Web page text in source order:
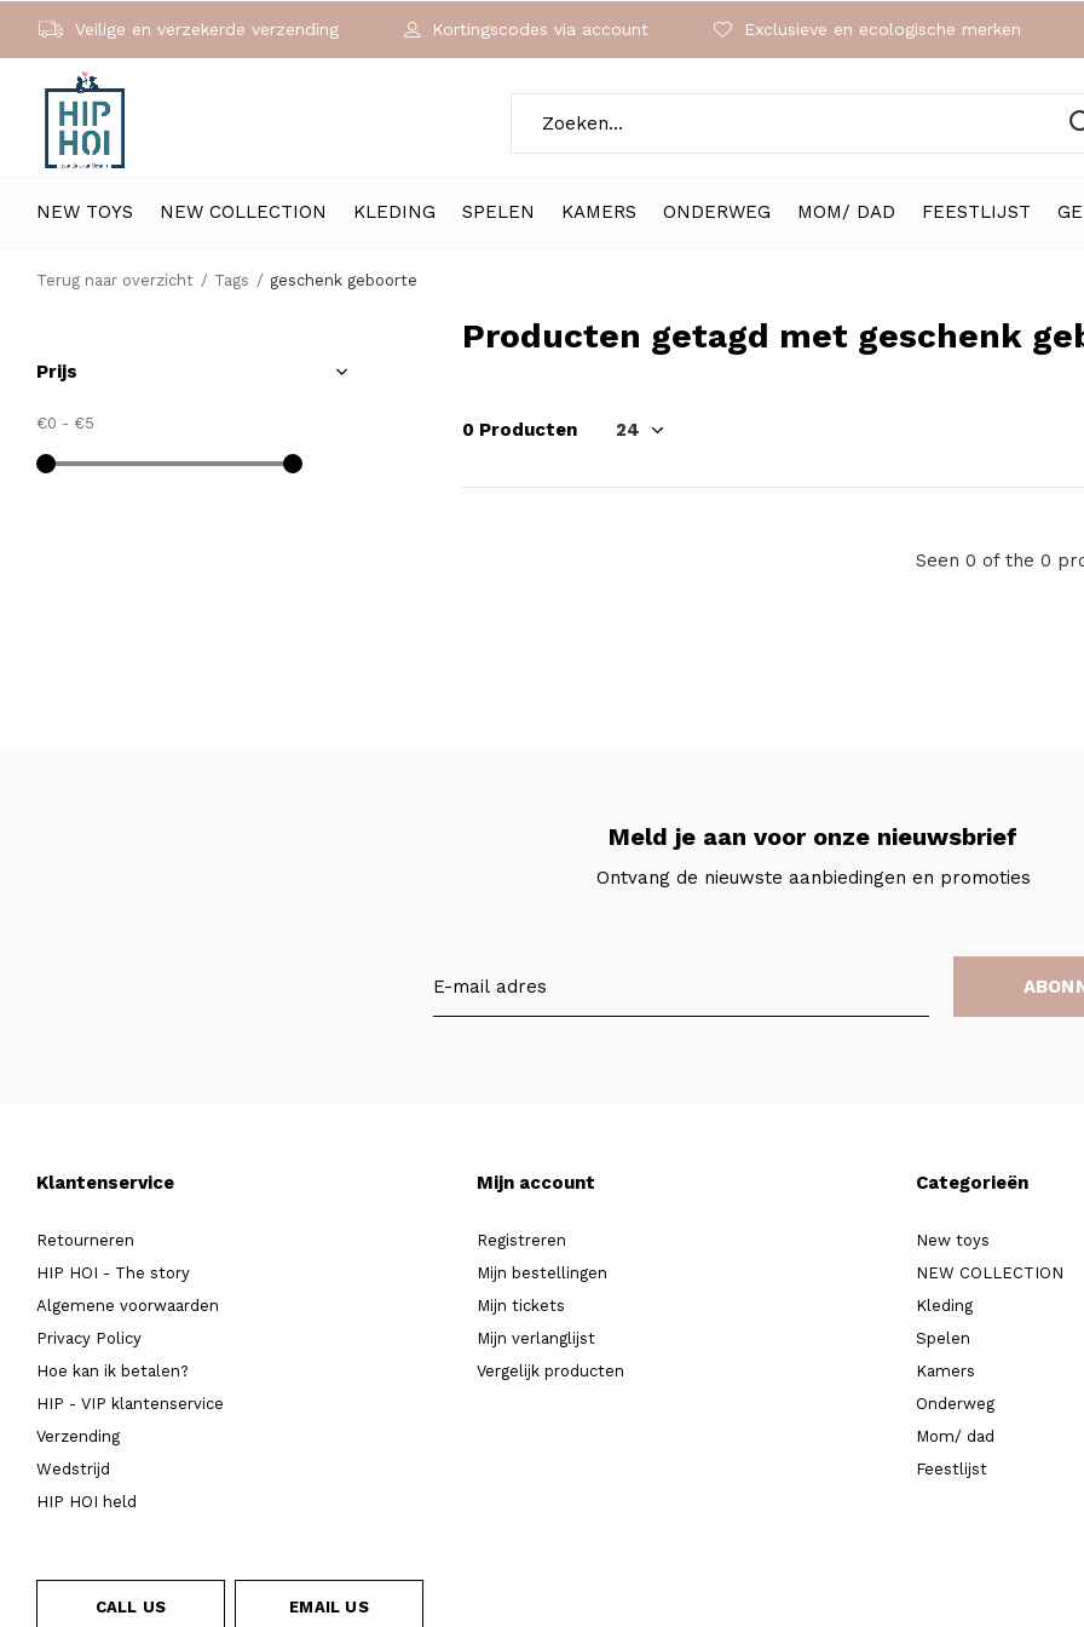
NEW TOYS NEW COLLECTION KLEDING SPELEN KAMERS ONDERWEG MOM/ DAD FEESTLIJST
Veilige en verzekerde verzending Kortingscodes via account Exclusieve en ecologische merken
Terug naar overzicht Tags geschenk geboorte
Producten getagd met geschenk
0 Producten
Seen 0 of the 0
Prijs
€0 - €5
Meld je aan voor onze nieuwsbrief
Ontvang de nieuwste aanbiedingen en promoties
Klantenservice
Retourneren
HIP HOI - The story
Algemene voorwaarden
Privacy Policy
Hoe kan ik betalen?
HIP - VIP klantenservice
Verzending
Wedstrijd
HIP HOI held
Mijn account
Registreren
Mijn bestellingen
Mijn tickets
Mijn verlanglijst
Vergelijk producten
Categorieën
New toys
NEW COLLECTION
Kleding
Spelen
Kamers
Onderweg
Mom/ dad
Feestlijst
CALL US EMAIL US